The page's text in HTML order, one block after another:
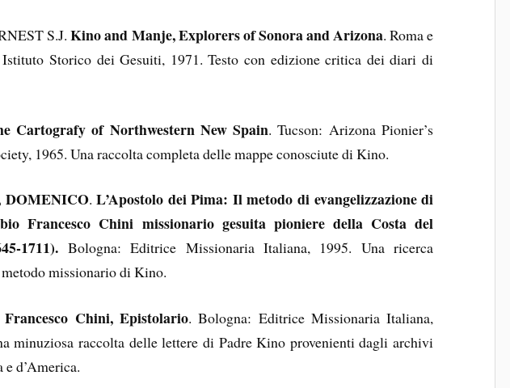
S.J. Kino and Manje, Explorers of Sonora and Arizona. Roma e
Storico dei Gesuiti, 1971. Testo con edizione critica dei diari di
Cartografy of Northwestern New Spain. Tucson: Arizona Pionier’s
1965. Una raccolta completa delle mappe conosciute di Kino.
DOMENICO.L’Apostolo dei Pima: Il metodo di evangelizzazione di
Francesco Chini missionario gesuita pioniere della Costa del
1711). Bologna: Editrice Missionaria Italiana, 1995. Una ricerca
missionario di Kino.
Francesco Chini, Epistolario. Bologna: Editrice Missionaria Italiana,
minuziosa raccolta delle lettere di Padre Kino provenienti dagli archivi
e d’America.